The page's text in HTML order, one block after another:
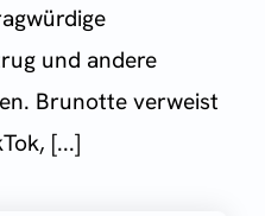
und andere
Brunotte verweist
[...]